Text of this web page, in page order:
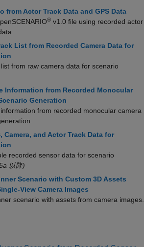
from Actor Track Data and GPS Data
® v1.0 file using recorded actor
List from Recorded Camera Data for
from raw camera data for scenario
Information from Recorded Monocular
Generation
from recorded monocular camera
Camera, and Actor Track Data for
recorded sensor data for scenario
以降)
Scenario with Custom 3D Assets
View Camera Images
scenario with assets from camera images.